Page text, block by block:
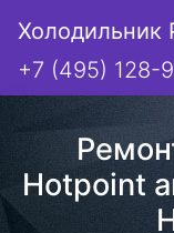
+7 (495) 128-
Hotpoint